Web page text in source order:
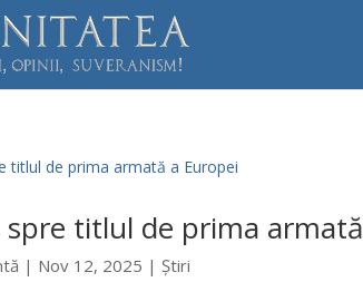
titlul de prima
| Nov 12, 2025 |Știri